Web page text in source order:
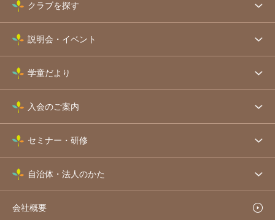
クラブを探す
説明会・イベント
学童だより
入会のご案内
セミナー・研修
自治体・法人のかた
会社概要